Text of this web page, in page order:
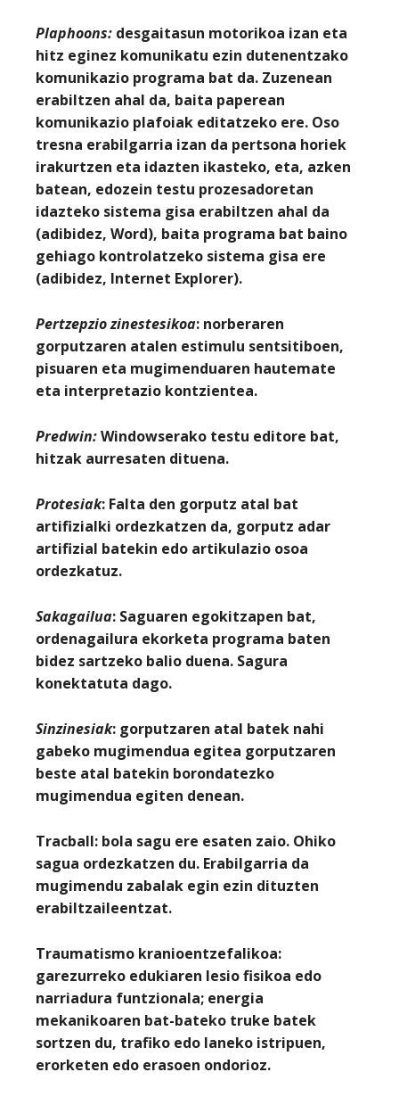
Plaphoons: desgaitasun motorikoa izan eta
hitz eginez komunikatu ezin dutenentzako
komunikazio programa bat da. Zuzenean
erabiltzen ahal da, baita paperean
komunikazio plafoiak editatzeko ere. Oso
tresna erabilgarria izan da pertsona horiek
irakurtzen eta idazten ikasteko, eta, azken
batean, edozein testu prozesadoretan
idazteko sistema gisa erabiltzen ahal da
(adibidez, Word), baita programa bat baino
gehiago kontrolatzeko sistema gisa ere
(adibidez, Internet Explorer).
Pertzepzio zinestesikoa: norberaren
gorputzaren atalen estimulu sentsitiboen,
pisuaren eta mugimenduaren hautemate
eta interpretazio kontzientea.
Predwin:Windowserako testu editore bat,
hitzak aurresaten dituena.
Protesiak: Falta den gorputz atal bat
artifizialki ordezkatzen da, gorputz adar
artifizial batekin edo artikulazio osoa
ordezkatuz.
Sakagailua: Saguaren egokitzapen bat,
ordenagailura ekorketa programa baten
bidez sartzeko balio duena. Sagura
konektatuta dago.
Sinzinesiak: gorputzaren atal batek nahi
gabeko mugimendua egitea gorputzaren
beste atal batekin borondatezko
mugimendua egiten denean.
Tracball: bola sagu ere esaten zaio. Ohiko
sagua ordezkatzen du. Erabilgarria da
mugimendu zabalak egin ezin dituzten
erabiltzaileentzat.
Traumatismo kranioentzefalikoa:
garezurreko edukiaren lesio fisikoa edo
narriadura funtzionala; energia
mekanikoaren bat-bateko truke batek
sortzen du, trafiko edo laneko istripuen,
erorketen edo erasoen ondorioz.